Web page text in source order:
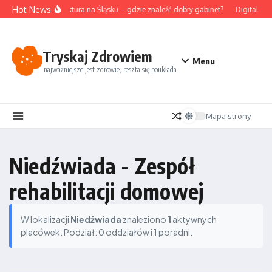
Przejdź do treści
Hot NewsAkupunktura na Śląsku – gdzie znaleźć dobry gabinet? Digital
Tryskaj Zdrowiem
najważniejsze jest zdrowie, reszta się poukłada
Menu
Mapa strony
Niedźwiada - Zespół
rehabilitacji domowej
W lokalizacji Niedźwiada znaleziono 1 aktywnych
placówek. Podział: 0 oddziałów i 1 poradni.